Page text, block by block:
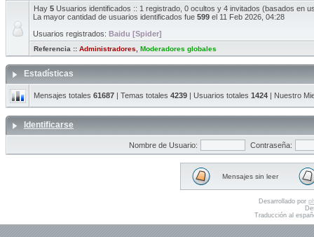
Hay 5 Usuarios identificados :: 1 registrado, 0 ocultos y 4 invitados (basados en
La mayor cantidad de usuarios identificados fue 599 el 11 Feb 2026, 04:28
Usuarios registrados: Baidu [Spider]
Referencia :: Administradores Moderadores globales
Estadísticas
Mensajes totales 61687 | Temas totales 4239 | Usuarios totales 1424 | Nuestro
Identificarse
Nombre de Usuario: Contraseña:
Mensajes sin leer
Desarrollado por
Traducción al